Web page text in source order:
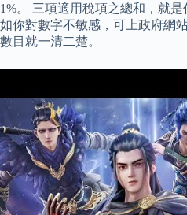
1%。 三項適用稅項之總和，就是
如你對數字不敏感，可上政府網
數目就一清二楚。